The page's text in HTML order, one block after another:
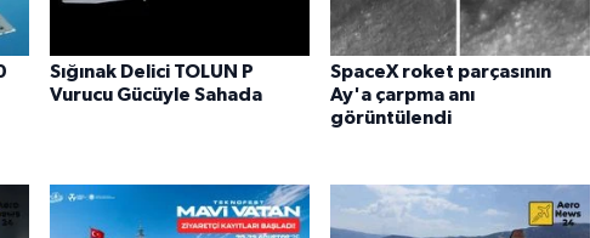
Sığınak Delici TOLUN P
Vurucu Gücüyle Sahada
SpaceX roket parçasının
Ay'a çarpma anı
görüntülendi